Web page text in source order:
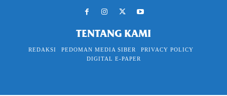
TENTANG KAMI
REDAKSI PEDOMAN MEDIA SIBER
PRIVACY POLICY
DIGITAL E-PAPER